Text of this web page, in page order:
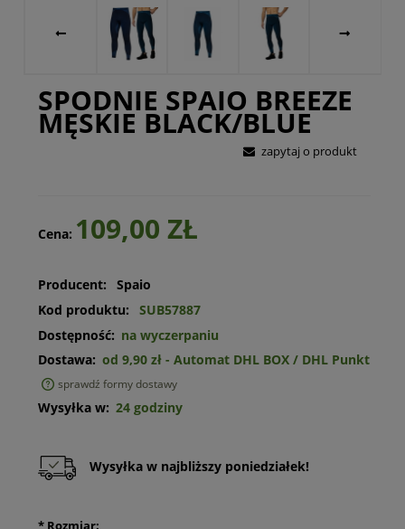
SPODNIE SPAIO BREEZE
MĘSKIE BLACK/BLUE
zapytaj o produkt
Cena: 109,00 ZŁ
Producent:
Spaio
Kod produktu:
SUB57887
Dostępność: na wyczerpaniu
Dostawa: od 9,90 zł - Automat DHL BOX / DHL Punkt
sprawdź formy dostawy
Wysyłka w: 24 godziny
Wysyłka w najbliższy poniedziałek!
*Rozmiar: